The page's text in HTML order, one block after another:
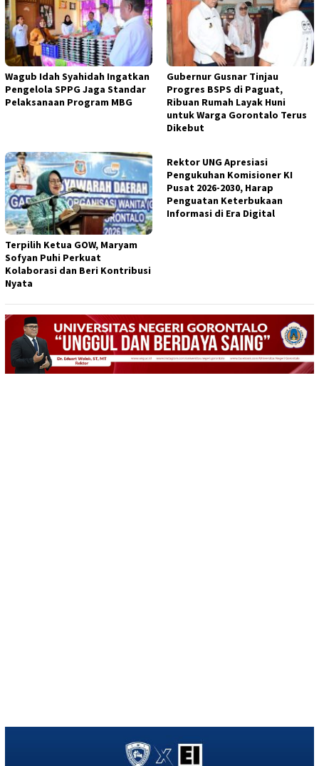
Wagub Idah Syahidah Ingatkan
Pengelola SPPG Jaga Standar
Pelaksanaan Program MBG
Gubernur Gusnar Tinjau
Progres BSPS di Paguat,
Ribuan Rumah Layak Huni
untuk Warga Gorontalo Terus
Dikebut
Terpilih Ketua GOW, Maryam
Sofyan Puhi Perkuat
Kolaborasi dan Beri Kontribusi
Nyata
Rektor UNG Apresiasi
Pengukuhan Komisioner KI
Pusat 2026-2030, Harap
Penguatan Keterbukaan
Informasi di Era Digital